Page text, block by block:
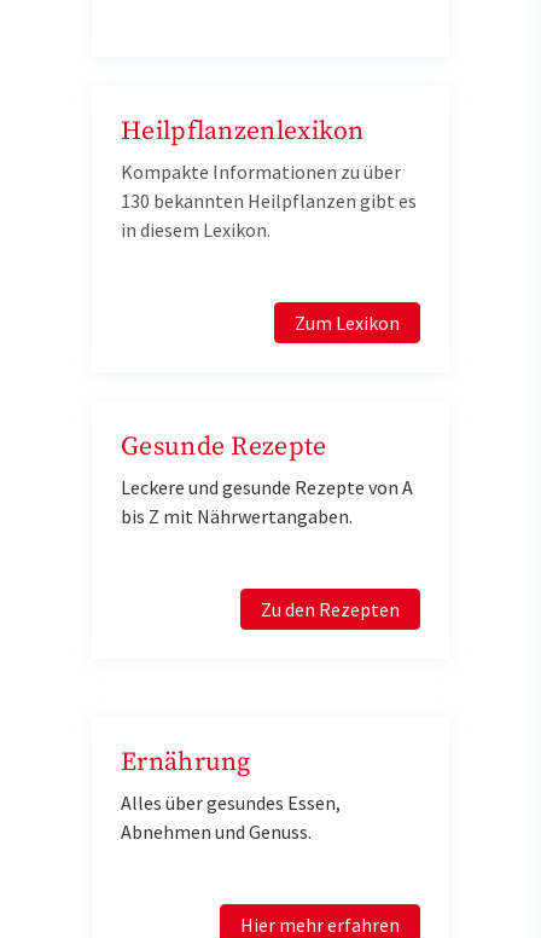
Heilpflanzenlexikon
Kompakte Informationen zu über
130 bekannten Heilpflanzen gibt es
in diesem Lexikon.
Zum Lexikon
Gesunde Rezepte
Leckere und gesunde Rezepte von A
bis Z mit Nährwertangaben.
Zu den Rezepten
Ernährung
Alles über gesundes Essen,
Abnehmen und Genuss.
Hier mehr erfahren